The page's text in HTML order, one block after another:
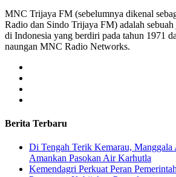
MNC Trijaya FM (sebelumnya dikenal
Radio dan Sindo Trijaya FM) adalah
di Indonesia yang berdiri pada tahun 1971
naungan MNC Radio Networks.
Berita Terbaru
​Di Tengah Terik Kemarau, Manggala
Amankan Pasokan Air Karhutla
Kemendagri Perkuat Peran